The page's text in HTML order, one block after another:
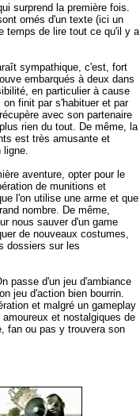
surprend la première fois.
ornés d'un texte (ici un
temps de lire tout ce qu'il y a
sympathique, c'est, fort
embarqués à deux dans
en particulier à cause
finit par s'habituer et par
avec son partenaire
rien du tout. De même, la
est très amusante et
ligne.
aventure, opter pour le
de munitions et
l'on utilise une arme et que
nombre. De même,
nous sauver d'un game
de nouveaux costumes,
dossiers sur les
passe d'un jeu d'ambiance
jeu d'action bien bourrin.
et malgré un gameplay
et nostalgiques de
fan ou pas y trouvera son